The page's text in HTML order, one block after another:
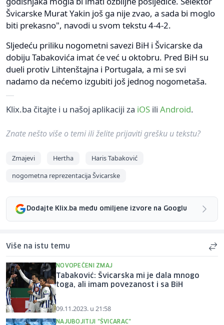
Švicarske Murat Yakin još ga nije zvao, a sada bi moglo
biti prekasno", navodi u svom tekstu 4-4-2.
Sljedeću priliku nogometni savezi BiH i Švicarske da
dobiju Tabakovića imat će već u oktobru. Pred BiH su
dueli protiv Lihtenštajna i Portugala, a mi se svi
nadamo da nećemo izgubiti još jednog nogometaša.
Klix.ba čitajte i u našoj aplikaciji za iOS ili Android.
Znate nešto više o temi ili želite prijaviti grešku u tekstu?
Zmajevi Hertha
Haris Tabaković
nogometna reprezentacija Švicarske
Dodajte Klix.ba među omiljene izvore na Googlu
Više na istu temu
NOVOPEČENI ZMAJ
Tabaković: Švicarska mi je dala mnogo
toga, ali imam povezanost i sa BiH
09.11.2023. u 21:58
NAJUBOJITIJI "ŠVICARAC"